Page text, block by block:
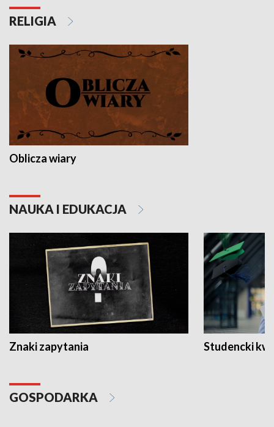
RELIGIA
Oblicza wiary
NAUKA I EDUKACJA
Znaki zapytania Studencki
GOSPODARKA